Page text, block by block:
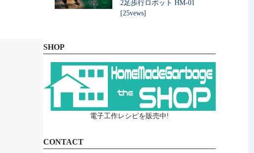
2足歩行ロボット HM-01
[25vews]
SHOP
電子工作レシピを販売中!
CONTACT